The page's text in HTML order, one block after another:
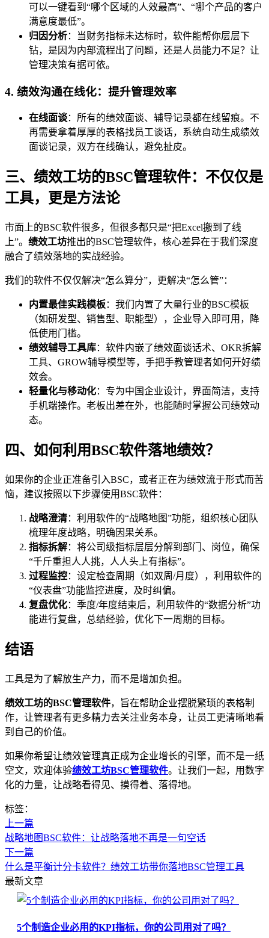
可以一键看到“哪个区域的人效最高”、“哪个产品的客户
满意度最低”。
归因分析：当财务指标未达标时，软件能帮你层层下
钻，是因为内部流程出了问题，还是人员能力不足？让
管理决策有据可依。
4. 绩效沟通在线化：提升管理效率
在线面谈：所有的绩效面谈、辅导记录都在线留痕。不
再需要拿着厚厚的表格找员工谈话，系统自动生成绩效
面谈记录，双方在线确认，避免扯皮。
三、绩效工坊的BSC管理软件：不仅仅是
工具，更是方法论
市面上的BSC软件很多，但很多都只是“把Excel搬到了线
上”。 绩效工坊推出的BSC管理软件，核心差异在于我们深度
融合了绩效落地的实战经验。
我们的软件不仅仅解决“怎么算分”，更解决“怎么管”：
内置最佳实践模板：我们内置了大量行业的BSC模板
（如研发型、销售型、职能型），企业导入即可用，降
低使用门槛。
绩效辅导工具库：软件内嵌了绩效面谈话术、OKR拆解
工具、GROW辅导模型等，手把手教管理者如何开好绩
效会。
轻量化与移动化：专为中国企业设计，界面简洁，支持
手机端操作。老板出差在外，也能随时掌握公司绩效动
态。
四、如何利用BSC软件落地绩效？
如果你的企业正准备引入BSC，或者正在为绩效流于形式而苦
恼，建议按照以下步骤使用BSC软件：
战略澄清：利用软件的“战略地图”功能，组织核心团队
梳理年度战略，明确因果关系。
指标拆解：将公司级指标层层分解到部门、岗位，确保
“千斤重担人人挑，人人头上有指标”。
过程监控：设定检查周期（如双周/月度），利用软件的
“仪表盘”功能监控进度，及时纠偏。
复盘优化：季度/年度结束后，利用软件的“数据分析”功
能进行复盘，总结经验，优化下一周期的目标。
结语
工具是为了解放生产力，而不是增加负担。
绩效工坊的BSC管理软件，旨在帮助企业摆脱繁琐的表格制
作，让管理者有更多精力去关注业务本身，让员工更清晰地看
到自己的价值。
如果你希望让绩效管理真正成为企业增长的引擎，而不是一纸
空文，欢迎体验绩效工坊BSC管理软件。让我们一起，用数字
化的力量，让战略看得见、摸得着、落得地。
标签：
上一篇
战略地图BSC软件：让战略落地不再是一句空话
下一篇
什么是平衡计分卡软件？绩效工坊带你落地BSC管理工具
最新文章
5个制造企业必用的KPI指标，你的公司用对了吗？